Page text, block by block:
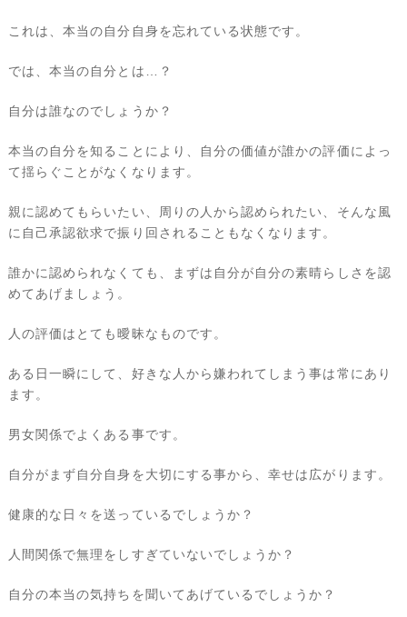
これは、本当の自分自身を忘れている状態です。
では、本当の自分とは…？
自分は誰なのでしょうか？
本当の自分を知ることにより、自分の価値が誰かの評価によっ
て揺らぐことがなくなります。
親に認めてもらいたい、周りの人から認められたい、そんな風
に自己承認欲求で振り回されることもなくなります。
誰かに認められなくても、まずは自分が自分の素晴らしさを認
めてあげましょう。
人の評価はとても曖昧なものです。
ある日一瞬にして、好きな人から嫌われてしまう事は常にあり
ます。
男女関係でよくある事です。
自分がまず自分自身を大切にする事から、幸せは広がります。
健康的な日々を送っているでしょうか？
人間関係で無理をしすぎていないでしょうか？
自分の本当の気持ちを聞いてあげているでしょうか？